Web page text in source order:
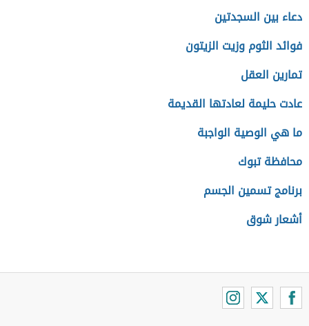
دعاء بين السجدتين
فوائد الثوم وزيت الزيتون
تمارين العقل
عادت حليمة لعادتها القديمة
ما هي الوصية الواجبة
محافظة تبوك
برنامج تسمين الجسم
أشعار شوق